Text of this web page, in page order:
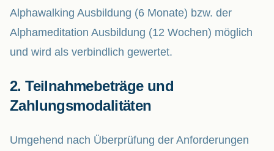
Alphawalking Ausbildung (6 Monate) bzw. der
Alphameditation Ausbildung (12 Wochen) möglich
und wird als verbindlich gewertet.
2. Teilnahmebeträge und
Zahlungsmodalitäten
Umgehend nach Überprüfung der Anforderungen